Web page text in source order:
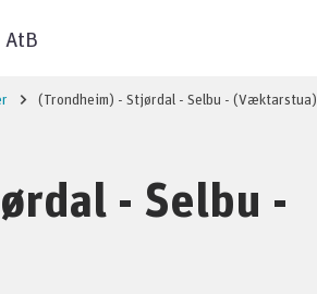
AtB
(Trondheim) - Stjørdal - Selbu - (Væktarstua)
- Selbu -